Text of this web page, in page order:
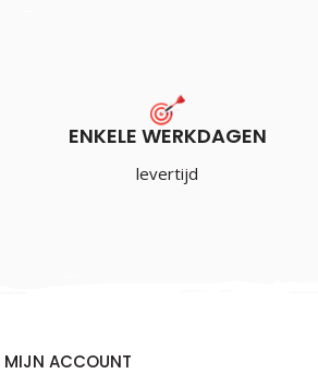
ENKELE WERKDAGEN
levertijd
MIJN ACCOUNT